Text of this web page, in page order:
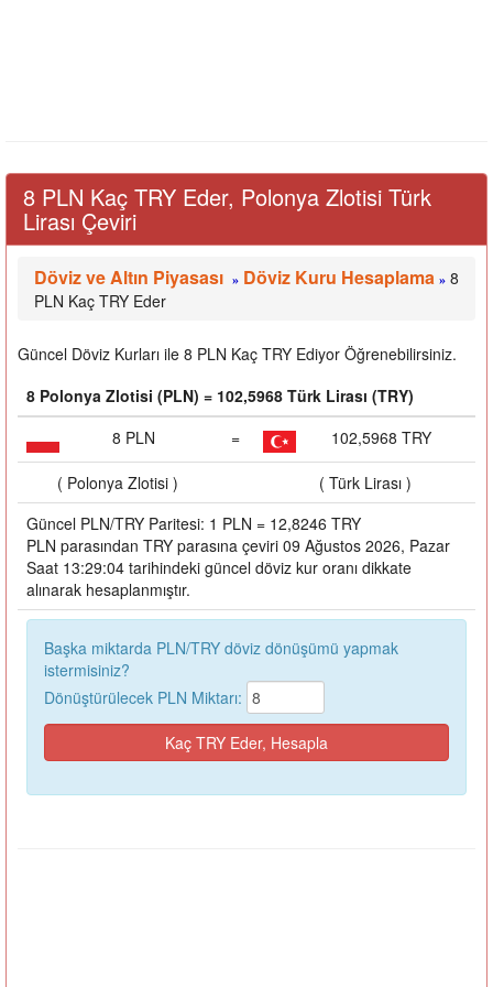
8 PLN Kaç TRY Eder, Polonya Zlotisi Türk
Lirası Çeviri
Döviz ve Altın Piyasası » Döviz Kuru Hesaplama » 8
PLN Kaç TRY Eder
Güncel Döviz Kurları ile 8 PLN Kaç TRY Ediyor Öğrenebilirsiniz.
8 Polonya Zlotisi (PLN) = 102,5968 Türk Lirası (TRY)
8 PLN
= 102,5968 TRY
( Polonya Zlotisi )
( Türk Lirası )
Güncel PLN/TRY Paritesi: 1 PLN = 12,8246 TRY
PLN parasından TRY parasına çeviri 09 Ağustos 2026, Pazar
Saat 13:29:04 tarihindeki güncel döviz kur oranı dikkate
alınarak hesaplanmıştır.
Başka miktarda PLN/TRY döviz dönüşümü yapmak
istermisiniz?
Dönüştürülecek PLN Miktarı: